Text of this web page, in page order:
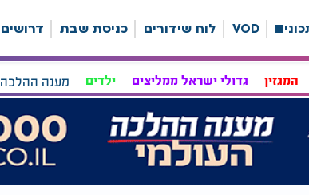
VOD לוח שידורים כניסת שבת דרושים
המגזין גדולי ישראל ממליצים ילדים מענה ההלכה